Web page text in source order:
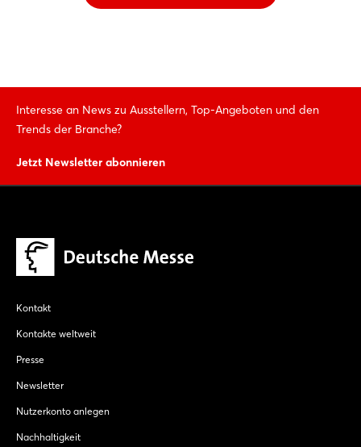
Interesse an News zu Ausstellern, Top-Angeboten und den
Trends der Branche?
Jetzt Newsletter abonnieren
Kontakt
Kontakte weltweit
Presse
Newsletter
Nutzerkonto anlegen
Nachhaltigkeit